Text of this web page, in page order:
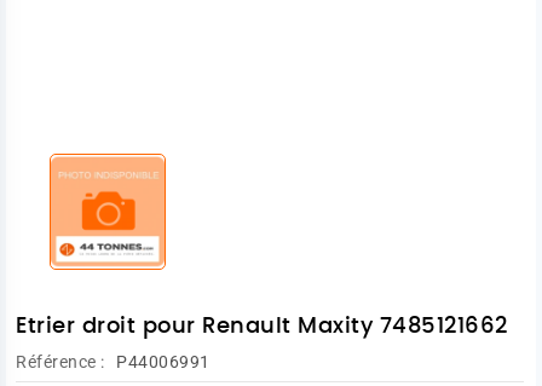
Etrier droit pour Renault Maxity 7485121662
Référence : P44006991